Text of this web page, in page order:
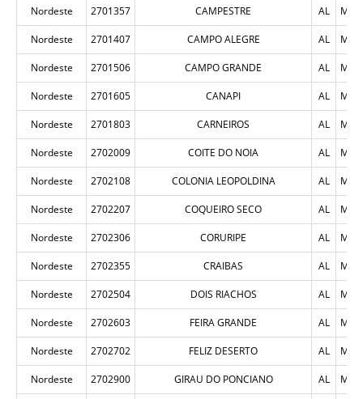
Nordeste 2701357 CAMPESTRE AL
Nordeste 2701407 CAMPO ALEGRE AL
Nordeste 2701506 CAMPO GRANDE AL
Nordeste 2701605 CANAPI AL
Nordeste 2701803 CARNEIROS AL
Nordeste 2702009 COITE DO NOIA AL
Nordeste 2702108 COLONIA LEOPOLDINA AL
Nordeste 2702207 COQUEIRO SECO AL
Nordeste 2702306 CORURIPE AL
Nordeste 2702355 CRAIBAS AL
Nordeste 2702504 DOIS RIACHOS AL
Nordeste 2702603 FEIRA GRANDE AL
Nordeste 2702702 FELIZ DESERTO AL
Nordeste 2702900 GIRAU DO PONCIANO AL